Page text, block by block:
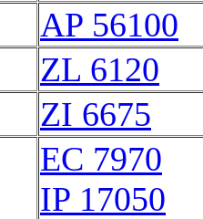
AP 56100
ZL 6120
ZI 6675
EC 7970
IP 17050